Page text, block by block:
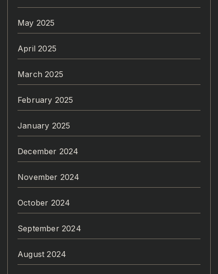
May 2025
April 2025
March 2025
February 2025
January 2025
December 2024
November 2024
October 2024
September 2024
August 2024